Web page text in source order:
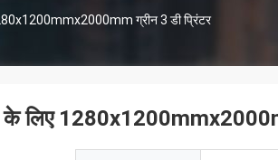
ग्रीन 3 डी प्रिंटर
के लिए